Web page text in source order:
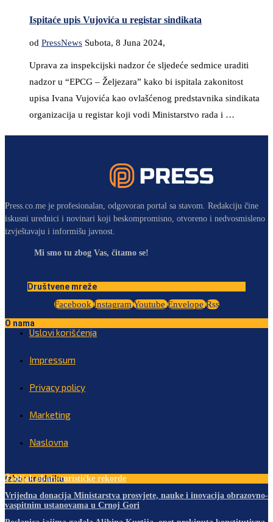
Ispitaće upis Vujovića u registar sindikata
od PressNews Subota, 8 Juna 2024,
Uprava za inspekcijski nadzor će sljedeće sedmice uraditi
nadzor u “EPCG – Željezara” kako bi ispitala zakonitost
upisa Ivana Vujovića kao ovlašćenog predstavnika sindikata
organizacija u registar koji vodi Ministarstvo rada i …
Press.co.me je profesionalan, odgovoran portal sa stavom. Redakciju čine
iskusni urednici i novinari koji beskompromisno, otvoreno i nedvosmisleno
izvještavaju i informišu javnost.
Mi smo tu zbog Vas, čitamo se!
Društvene mreže
Facebook InstagramYoutube Envelope Rss
O nama
Uslovi korišćenja
Impressum
Privacy policy
Marketing
Naslovna
Izbor urednika
Žabljak obara turističke rekorde
Vrijedna donacija Ministarstva prosvjete, nauke i inovacija obrazovno-
vaspitnim ustanovama u Crnoj Gori